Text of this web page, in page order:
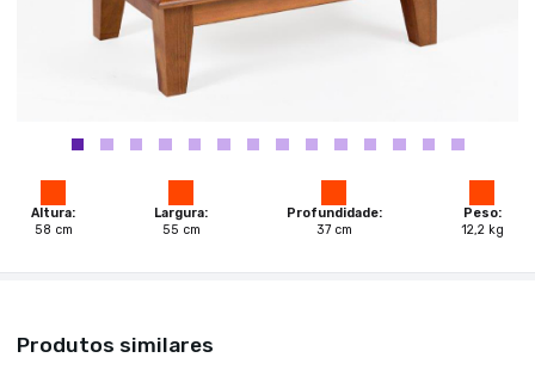
Altura:
58 cm
Largura:
55 cm
Profundidade:
37cm
Peso:
12,2 kg
Produtos similares